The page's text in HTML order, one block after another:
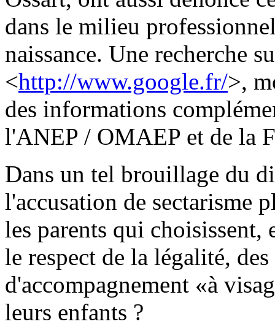
dans le milieu
naissance. Une recherche
<http://www.google.fr/>,
des informations
l'ANEP / OMAEP et de la
Dans un tel brouillage du
l'accusation de sectarisme
les parents qui choisissent,
le respect de la légalité,
d'accompagnement «à
leurs enfants ?